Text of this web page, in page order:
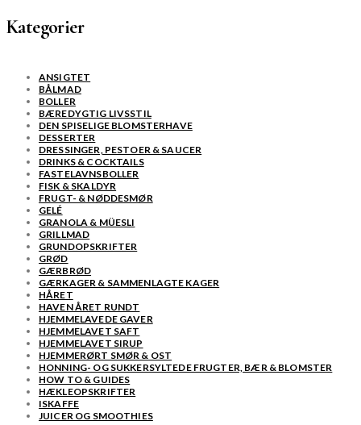
Kategorier
ANSIGTET
BÅLMAD
BOLLER
BÆREDYGTIG LIVSSTIL
DEN SPISELIGE BLOMSTERHAVE
DESSERTER
DRESSINGER, PESTOER & SAUCER
DRINKS & COCKTAILS
FASTELAVNSBOLLER
FISK & SKALDYR
FRUGT- & NØDDESMØR
GELÉ
GRANOLA & MÜESLI
GRILLMAD
GRUNDOPSKRIFTER
GRØD
GÆRBRØD
GÆRKAGER & SAMMENLAGTE KAGER
HÅRET
HAVEN ÅRET RUNDT
HJEMMELAVEDE GAVER
HJEMMELAVET SAFT
HJEMMELAVET SIRUP
HJEMMERØRT SMØR & OST
HONNING- OG SUKKERSYLTEDE FRUGTER, BÆR & BLOMSTER
HOW TO & GUIDES
HÆKLEOPSKRIFTER
ISKAFFE
JUICER OG SMOOTHIES